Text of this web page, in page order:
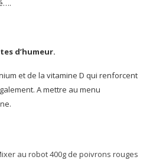
d’humeur.
et de la vitamine D qui renforcent
A mettre au menu
au robot 400g de poivrons rouges